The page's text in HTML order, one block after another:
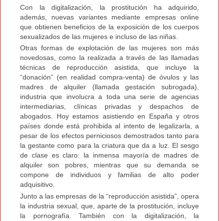
Con la digitalización, la prostitución ha adquirido,
además, nuevas variantes mediante empresas online
que obtienen beneficios de la exposición de los cuerpos
sexualizados de las mujeres e incluso de las niñas.
Otras formas de explotación de las mujeres son más
novedosas, como la realizada a través de las llamadas
técnicas de reproducción asistida, que incluye la
“donación” (en realidad compra-venta) de óvulos y las
madres de alquiler (llamada gestación subrogada),
industria que involucra a toda una serie de agencias
intermediarias, clínicas privadas y despachos de
abogados. Hoy estamos asistiendo en España y otros
países donde está prohibida al intento de legalizarla, a
pesar de los efectos perniciosos demostrados tanto para
la gestante como para la criatura que da a luz. El sesgo
de clase es claro: la inmensa mayoría de madres de
alquiler son pobres, mientras que su demanda se
compone de individuos y familias de alto poder
adquisitivo.
Junto a las empresas de la “reproducción asistida”, opera
la industria sexual, que, aparte de la prostitución, incluye
la pornografía. También con la digitalización, la